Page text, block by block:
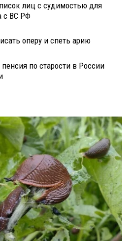
лиц с судимостью для
с ВС РФ
оперу и спеть арию
по старости в России